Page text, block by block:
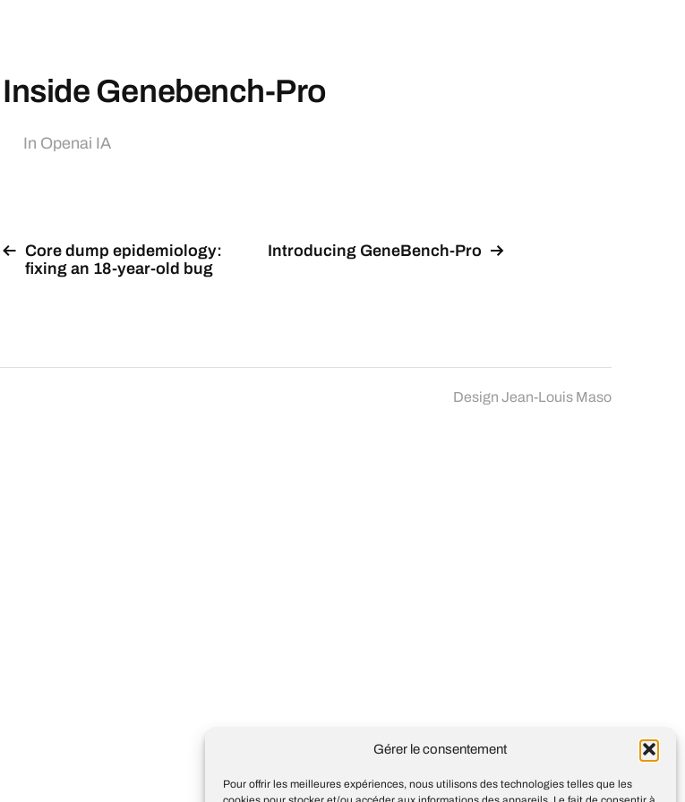
Gérer le consentement
Pour offrir les meilleures expériences, nous utilisons des technologies telles que les
Inside Genebench-Pro
In Openai IA
Core dump epidemiology:
fixing an 18-year-old bug
Introducing GeneBench-Pro
Design Jean-Louis Maso